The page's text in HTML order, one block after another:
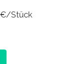
€/Stück